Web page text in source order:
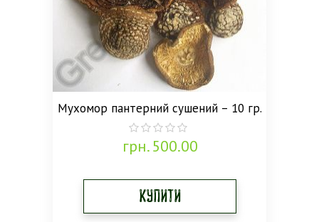
Мухомор пантерний сушений – 10 гр.
0
out
грн.500.00
Купити